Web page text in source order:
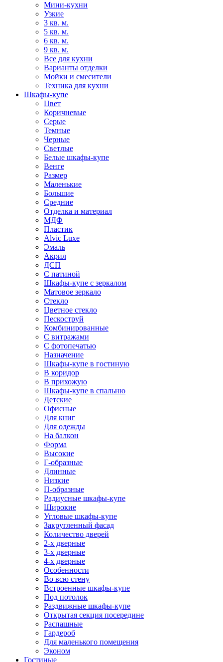
Мини-кухни
Узкие
3 кв. м.
5 кв. м.
6 кв. м.
9 кв. м.
Все для кухни
Варианты отделки
Мойки и смесители
Техника для кухни
Шкафы-купе
Цвет
Коричневые
Серые
Темные
Черные
Светлые
Белые шкафы-купе
Венге
Размер
Маленькие
Большие
Средние
Отделка и материал
МДФ
Пластик
Alvic Luxe
Эмаль
Акрил
ДСП
С патиной
Шкафы-купе с зеркалом
Матовое зеркало
Стекло
Цветное стекло
Пескоструй
Комбинированные
С витражами
С фотопечатью
Назначение
Шкафы-купе в гостиную
В коридор
В прихожую
Шкафы-купе в спальню
Детские
Офисные
Для книг
Для одежды
На балкон
Форма
Высокие
Г-образные
Длинные
Низкие
П-образные
Радиусные шкафы-купе
Широкие
Угловые шкафы-купе
Закругленный фасад
Количество дверей
2-х дверные
3-х дверные
4-х дверные
Особенности
Во всю стену
Встроенные шкафы-купе
Под потолок
Раздвижные шкафы-купе
Открытая секция посередине
Распашные
Гардероб
Для маленького помещения
Эконом
Гостиные